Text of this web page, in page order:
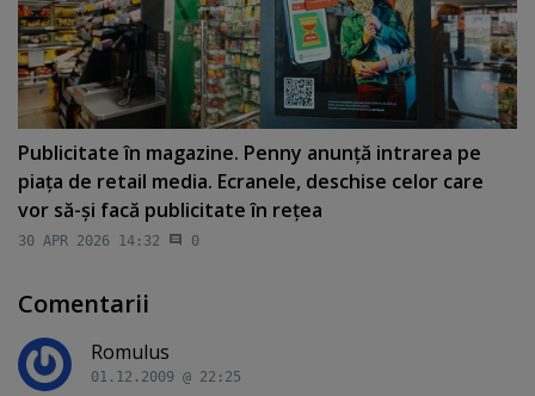
Publicitate în magazine. Penny anunţă intrarea pe
piaţa de retail media. Ecranele, deschise celor care
vor să-şi facă publicitate în reţea
30 APR 2026 14:32 0
Comentarii
Romulus
01.12.2009 @ 22:25